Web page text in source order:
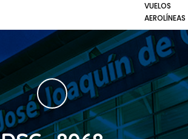
VUELOS
AEROLÍNEAS